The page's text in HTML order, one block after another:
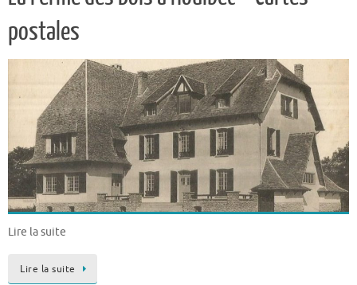
postales
Lire la suite
Lire la suite